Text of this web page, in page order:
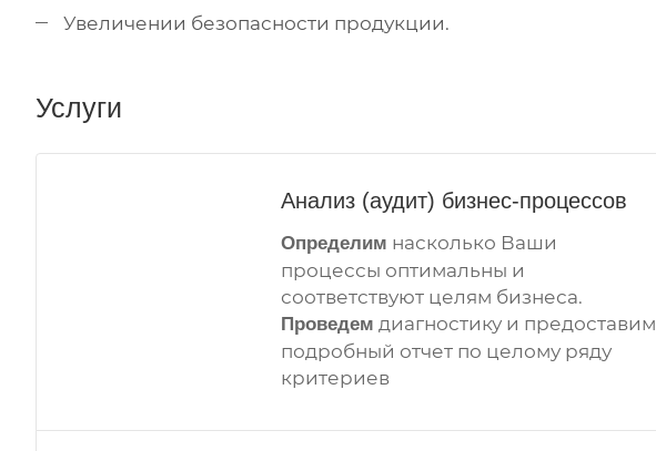
Увеличении безопасности продукции.
Услуги
Анализ (аудит) бизнес-процессов
Определим насколько Ваши
процессы оптимальны и
соответствуют целям бизнеса.
Проведем диагностику и предоставим
подробный отчет по целому ряду
критериев